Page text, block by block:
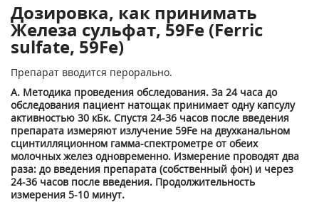
Дозировка, как принимать
Железа сульфат, 59Fe (Ferric
sulfate, 59Fe)
Препарат вводится перорально.
А. Методика проведения обследования. За 24 часа до
обследования пациент натощак принимает одну капсулу
активностью 30 кБк. Спустя 24-36 часов после введения
препарата измеряют излучение 59Fe на двухканальном
сцинтилляционном гамма-спектрометре от обеих
молочных желез одновременно. Измерение проводят два
раза: до введения препарата (собственный фон) и через
24-36 часов после введения. Продолжительность
измерения 5-10 минут.